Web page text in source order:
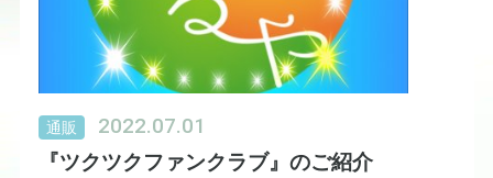
会場：鶴屋百貨店 本館6階大催事場
会期：7月20日（水）〜7月26日（火）
会場：JR京都伊勢丹 10階催事場
会期：7月27日（水）〜8月8日（月）
通販 2022.07.01
『ツクツクファンクラブ』のご紹介